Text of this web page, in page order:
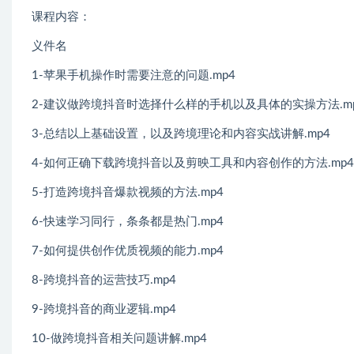
课程内容：
义件名
1-苹果手机操作时需要注意的问题.mp4
2-建议做跨境抖音时选择什么样的手机以及具体的实操方法
3-总结以上基础设置，以及跨境理论和内容实战讲解.mp4
4-如何正确下载跨境抖音以及剪映工具和内容创作的方法.mp4
5-打造跨境抖音爆款视频的方法.mp4
6-快速学习同行，条条都是热门.mp4
7-如何提供创作优质视频的能力.mp4
8-跨境抖音的运营技巧.mp4
9-跨境抖音的商业逻辑.mp4
10-做跨境抖音相关问题讲解.mp4